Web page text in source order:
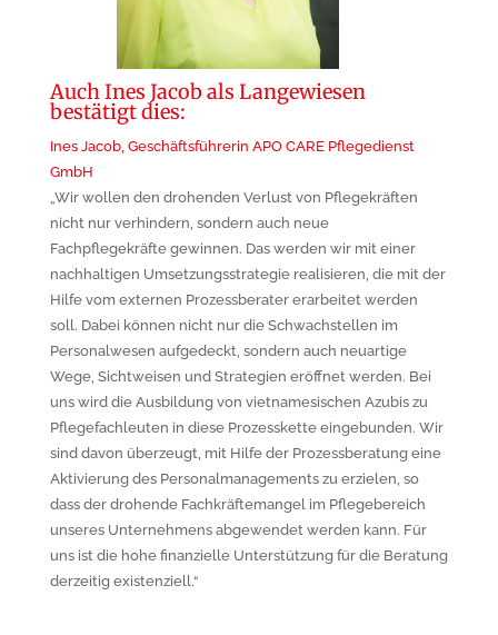
Auch Ines Jacob als Langewiesen
bestätigt dies:
Ines Jacob, Geschäftsführerin APO CARE Pflegedienst
GmbH
„Wir wollen den drohenden Verlust von Pflegekräften
nicht nur verhindern, sondern auch neue
Fachpflegekräfte gewinnen. Das werden wir mit einer
nachhaltigen Umsetzungsstrategie realisieren, die mit der
Hilfe vom externen Prozessberater erarbeitet werden
soll. Dabei können nicht nur die Schwachstellen im
Personalwesen aufgedeckt, sondern auch neuartige
Wege, Sichtweisen und Strategien eröffnet werden. Bei
uns wird die Ausbildung von vietnamesischen Azubis zu
Pflegefachleuten in diese Prozesskette eingebunden. Wir
sind davon überzeugt, mit Hilfe der Prozessberatung eine
Aktivierung des Personalmanagements zu erzielen, so
dass der drohende Fachkräftemangel im Pflegebereich
unseres Unternehmens abgewendet werden kann. Für
uns ist die hohe finanzielle Unterstützung für die Beratung
derzeitig existenziell.“